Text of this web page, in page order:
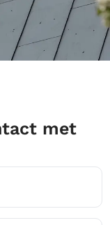
met